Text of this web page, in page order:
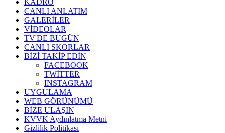
KADRO
CANLI ANLATIM
GALERİLER
VİDEOLAR
TV'DE BUGÜN
CANLI SKORLAR
BİZİ TAKİP EDİN
FACEBOOK
TWİTTER
INSTAGRAM
UYGULAMA
WEB GÖRÜNÜMÜ
BİZE ULAŞIN
KVVK Aydınlatma Metni
Gizlilik Politikası